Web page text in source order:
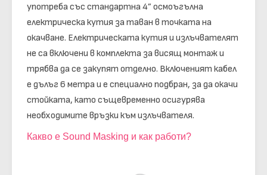
употреба със стандартна 4” осмоъгълна
електрическа кутия за таван в точката на
окачване. Електрическата кутия и излъчвателят
не са включени в комплекта за висящ монтаж и
трябва да се закупят отделно. Включеният кабел
е дълъг 6 метра и е специално подбран, за да окачи
стойката, като същевременно осигурява
необходимите връзки към излъчвателя.
Какво е Sound Masking и как работи?